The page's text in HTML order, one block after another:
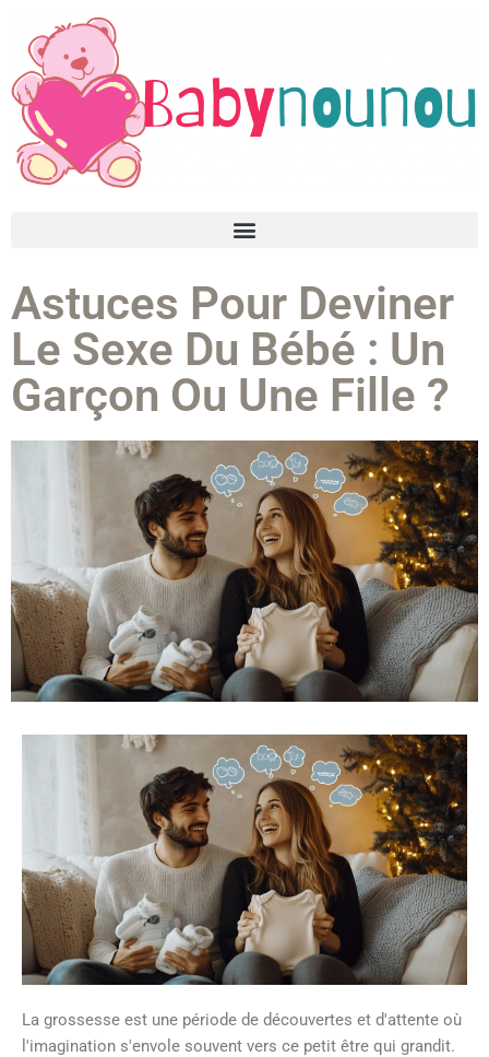
Astuces Pour Deviner
Le Sexe Du Bébé : Un
Garçon Ou Une Fille ?
La grossesse est une période de découvertes et d'attente où
l'imagination s'envole souvent vers ce petit être qui grandit.